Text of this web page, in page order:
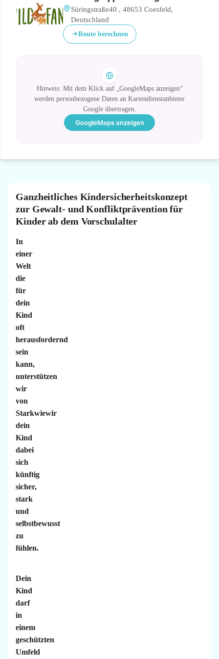
Süringstraße40 , 48653 Coesfeld,
Deutschland
Route berechnen
Hinweis: Mit dem Klick auf „GoogleMaps anzeigen“
werden personbezogene Daten an Kartendienstanbieter
Google übertragen.
GoogleMaps anzeigen
Ganzheitliches Kindersicherheitskonzept
zur Gewalt- und Konfliktprävention für
Kinder ab dem Vorschulalter
In
einer
Welt
die
für
dein
Kind
oft
herausfordernd
sein
kann,
unterstützen
wir
von
Starkwiewir
dein
Kind
dabei
sich
künftig
sicher,
stark
und
selbstbewusst
zu
fühlen.
Dein
Kind
darf
in
einem
geschützten
Umfeld